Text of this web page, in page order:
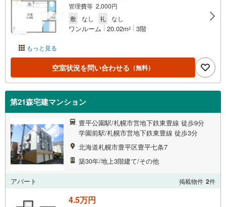
もっと見る
管理費等 2,000円
敷
なし 礼 なし
ワンルーム 20.02m2 3階
空室状況を問い合わせる （無料）
第21森宅建マンション
豊平公園駅/札幌市営地下鉄東豊線 徒歩9分
学園前駅/札幌市営地下鉄東豊線 徒歩3分
北海道札幌市豊平区豊平七条7
築30年/地上3階建て/その他
アパート 掲載物件 2件
4.5万円